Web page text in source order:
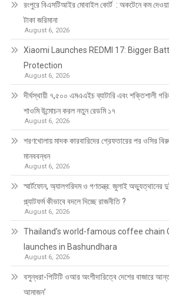
রংপুরে বিএসটিআইর মোবাইল কোর্ট : অকটেনে কম
টাকা জরিমানা
August 6, 2026
Xiaomi Launches REDMI 17: Bigger
Protection
August 6, 2026
দীর্ঘস্থায়ী ৭,৫০০ এমএএইচ ব্যাটারি এবং শক্তিশালী
শাওমি উন্মোচন করল নতুন রেডমি ১৭
August 6, 2026
শরণখোলায় মাদক কারবারিদের গ্রেফতারের পর ওসির
মানববন্ধন
August 6, 2026
স্মার্টফোন, অ্যালগরিদম ও গণতন্ত্র: জুলাই অভ্যুত্থানের
প্ল্যাটফর্ম কীভাবে বদলে দিচ্ছে রাজনীতি ?
August 6, 2026
Thailand’s world-famous coffee chain
launches in Bashundhara
August 6, 2026
বসুন্ধরা-পিটিটি ওআর অংশীদারিত্বে দেশের বাজারে
আমাজন’